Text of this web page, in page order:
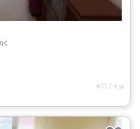
€11 / τ.μ.